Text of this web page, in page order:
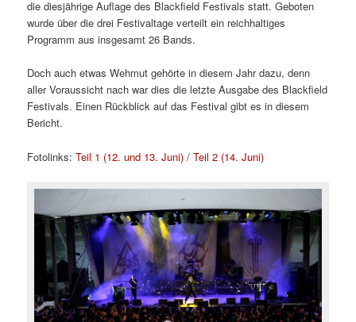
die diesjährige Auflage des Blackfield Festivals statt. Geboten
wurde über die drei Festivaltage verteilt ein reichhaltiges
Programm aus insgesamt 26 Bands.
Doch auch etwas Wehmut gehörte in diesem Jahr dazu, denn
aller Voraussicht nach war dies die letzte Ausgabe des Blackfield
Festivals. Einen Rückblick auf das Festival gibt es in diesem
Bericht.
Fotolinks:Teil 1 (12. und 13. Juni) /Teil 2 (14. Juni)